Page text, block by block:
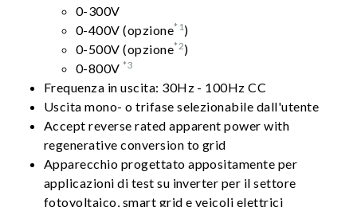
0-300V
0-400V (opzione*1)
0-500V (opzione*2)
0-800V*3
Frequenza in uscita: 30Hz - 100Hz CC
Uscita mono- o trifase selezionabile dall'utente
Accept reverse rated apparent power with
regenerative conversion to grid
Apparecchio progettato appositamente per
applicazioni di test su inverter per il settore
fotovoltaico, smart grid e veicoli elettrici